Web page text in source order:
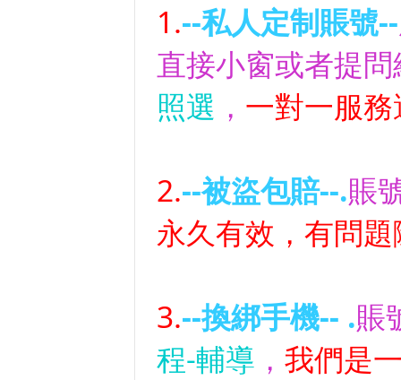
1.--私人定制賬號--
直接小窗或者提
照選 ， 一對一服
2.--被盜包賠--.賬
永久有效，有問
3.--換綁手機-- .賬
程-輔導 ， 我們是